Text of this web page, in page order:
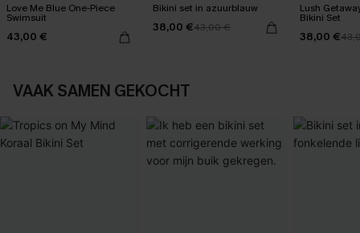
Love Me Blue One-Piece
Swimsuit
43,00 €
Bikini set in azuurblauw
38,00 €43,00 €
Lush
Bikini Set
38,00 €
VAAK SAMEN GEKOCHT